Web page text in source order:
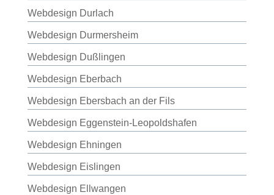
Webdesign Durlach
Webdesign Durmersheim
Webdesign Dußlingen
Webdesign Eberbach
Webdesign Ebersbach an der Fils
Webdesign Eggenstein-Leopoldshafen
Webdesign Ehningen
Webdesign Eislingen
Webdesign Ellwangen